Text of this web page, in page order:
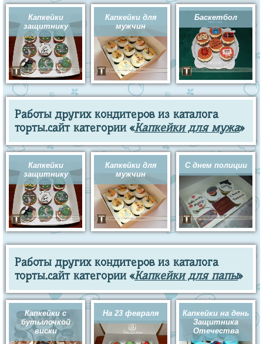
Капкейки
защитнику
Капкейки для
мужчин
Баскетбол
Работы других кондитеров из каталога
торты.сайт категории «Капкейки для мужа»
Капкейки
защитнику
Капкейки для
мужчин
С днем полиции
Работы других кондитеров из каталога
торты.сайт категории «Капкейки для папы»
Капкейки с
бутылочкой
виски
На 23 февраля
Капкейки на день
Защитника
Отечества